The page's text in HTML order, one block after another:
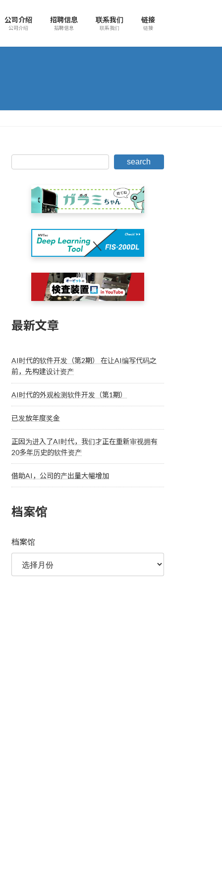
公司介绍
公司介绍
招聘信息
招聘信息
联系我们
联系我们
链接
链接
search
最新文章
AI时代的软件开发（第2期） 在让AI编写代码之
前，先构建设计资产
AI时代的外观检测软件开发（第1期）
已发放年度奖金
正因为进入了AI时代，我们才正在重新审视拥有
20多年历史的软件资产
借助AI，公司的产出量大幅增加
档案馆
档案馆